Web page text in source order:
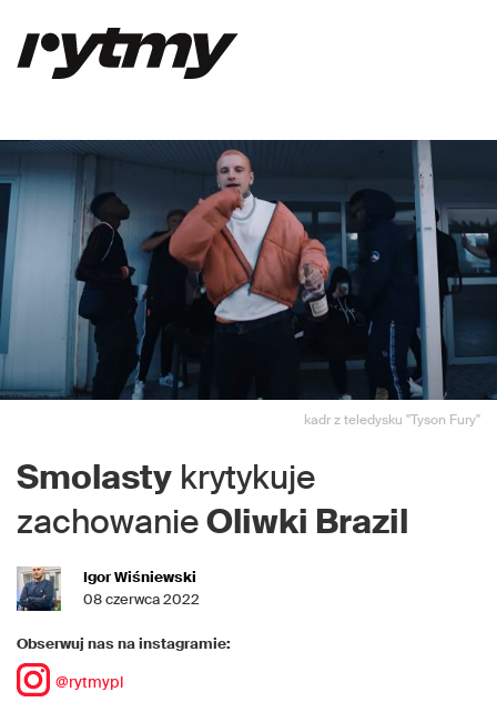
kadr z teledysku "Tyson Fury"
Smolasty krytykuje
zachowanieOliwki Brazil
Igor Wiśniewski
08 czerwca 2022
Obserwuj nas na instagramie:
@rytmypl